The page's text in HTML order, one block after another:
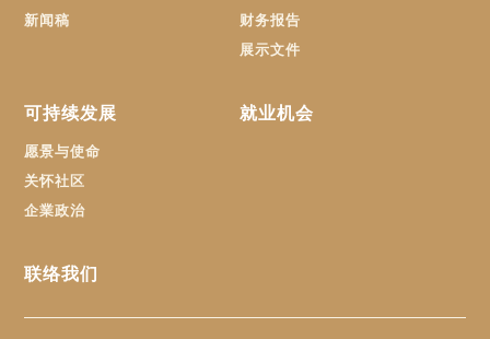
新闻稿
财务报告
展示文件
可持续发展
愿景与使命
关怀社区
企業政治
就业机会
联络我们